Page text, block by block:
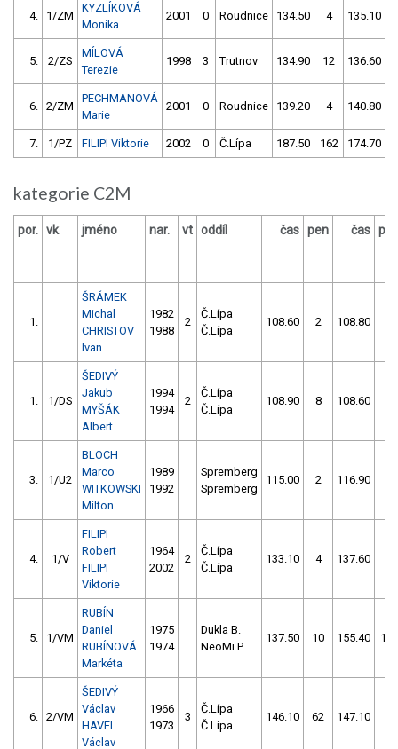
4. 1/ZM
KYZLÍKOVÁ
Monika
2001 0 Roudnice 134.50 4 135.10
5. 2/ZS
MÍLOVÁ
Terezie
1998 3 Trutnov 134.90 12 136.60
6. 2/ZM
PECHMANOVÁ
Marie
2001 0 Roudnice 139.20 4 140.80
7. 1/PZ FILIPI Viktorie 2002 0 Č.Lípa 187.50 162 174.70
kategorie C2M
por. vk jméno nar. vt oddíl čas pen čas
1.
ŠRÁMEK
Michal
CHRISTOV
Ivan
1982
1988
2
Č.Lípa
Č.Lípa
108.60 2 108.80
1. 1/DS
ŠEDIVÝ
Jakub
MYŠÁK
Albert
1994
1994
2
Č.Lípa
Č.Lípa
108.90 8 108.60
3. 1/U2
BLOCH
Marco
WITKOWSKI
Milton
1989
1992
Spremberg
Spremberg
115.00 2 116.90
4. 1/V
FILIPI
Robert
FILIPI
Viktorie
1964
2002
2
Č.Lípa
Č.Lípa
133.10 4 137.60
5. 1/VM
RUBÍN
Daniel
RUBÍNOVÁ
Markéta
1975
1974
Dukla B.
NeoMi P.
137.50 10 155.40 104
6. 2/VM
ŠEDIVÝ
Václav
HAVEL
Václav
1966
1973
3
Č.Lípa
Č.Lípa
146.10 62 147.10